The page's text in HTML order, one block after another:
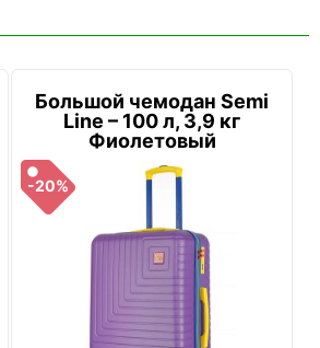
Большой чемодан Semi
Line – 100 л, 3,9 кг
Фиолетовый
-20%